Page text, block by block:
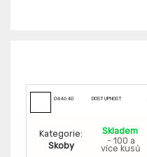
044640 DOSTUPNOST
Kategorie:
Skoby
Skladem
- 100 a
více kusů